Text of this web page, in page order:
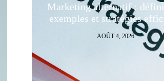
Marketing alternatif :
exemples et stratégies
AOÛT 4, 2026